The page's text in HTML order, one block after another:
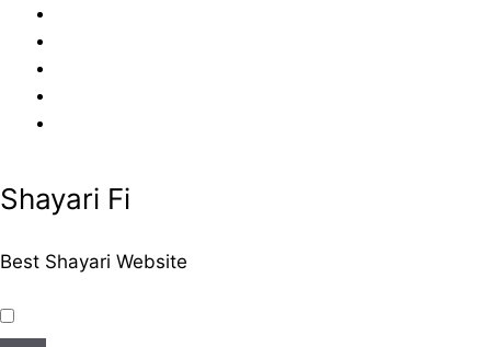
content
Shayari Fi
Best Shayari Website